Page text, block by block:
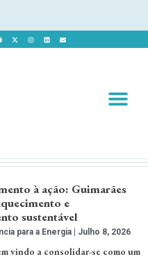
à ação: Guimarães
e
sustentável
para a Energia Julho 8, 2026
vindo a consolidar-se como um